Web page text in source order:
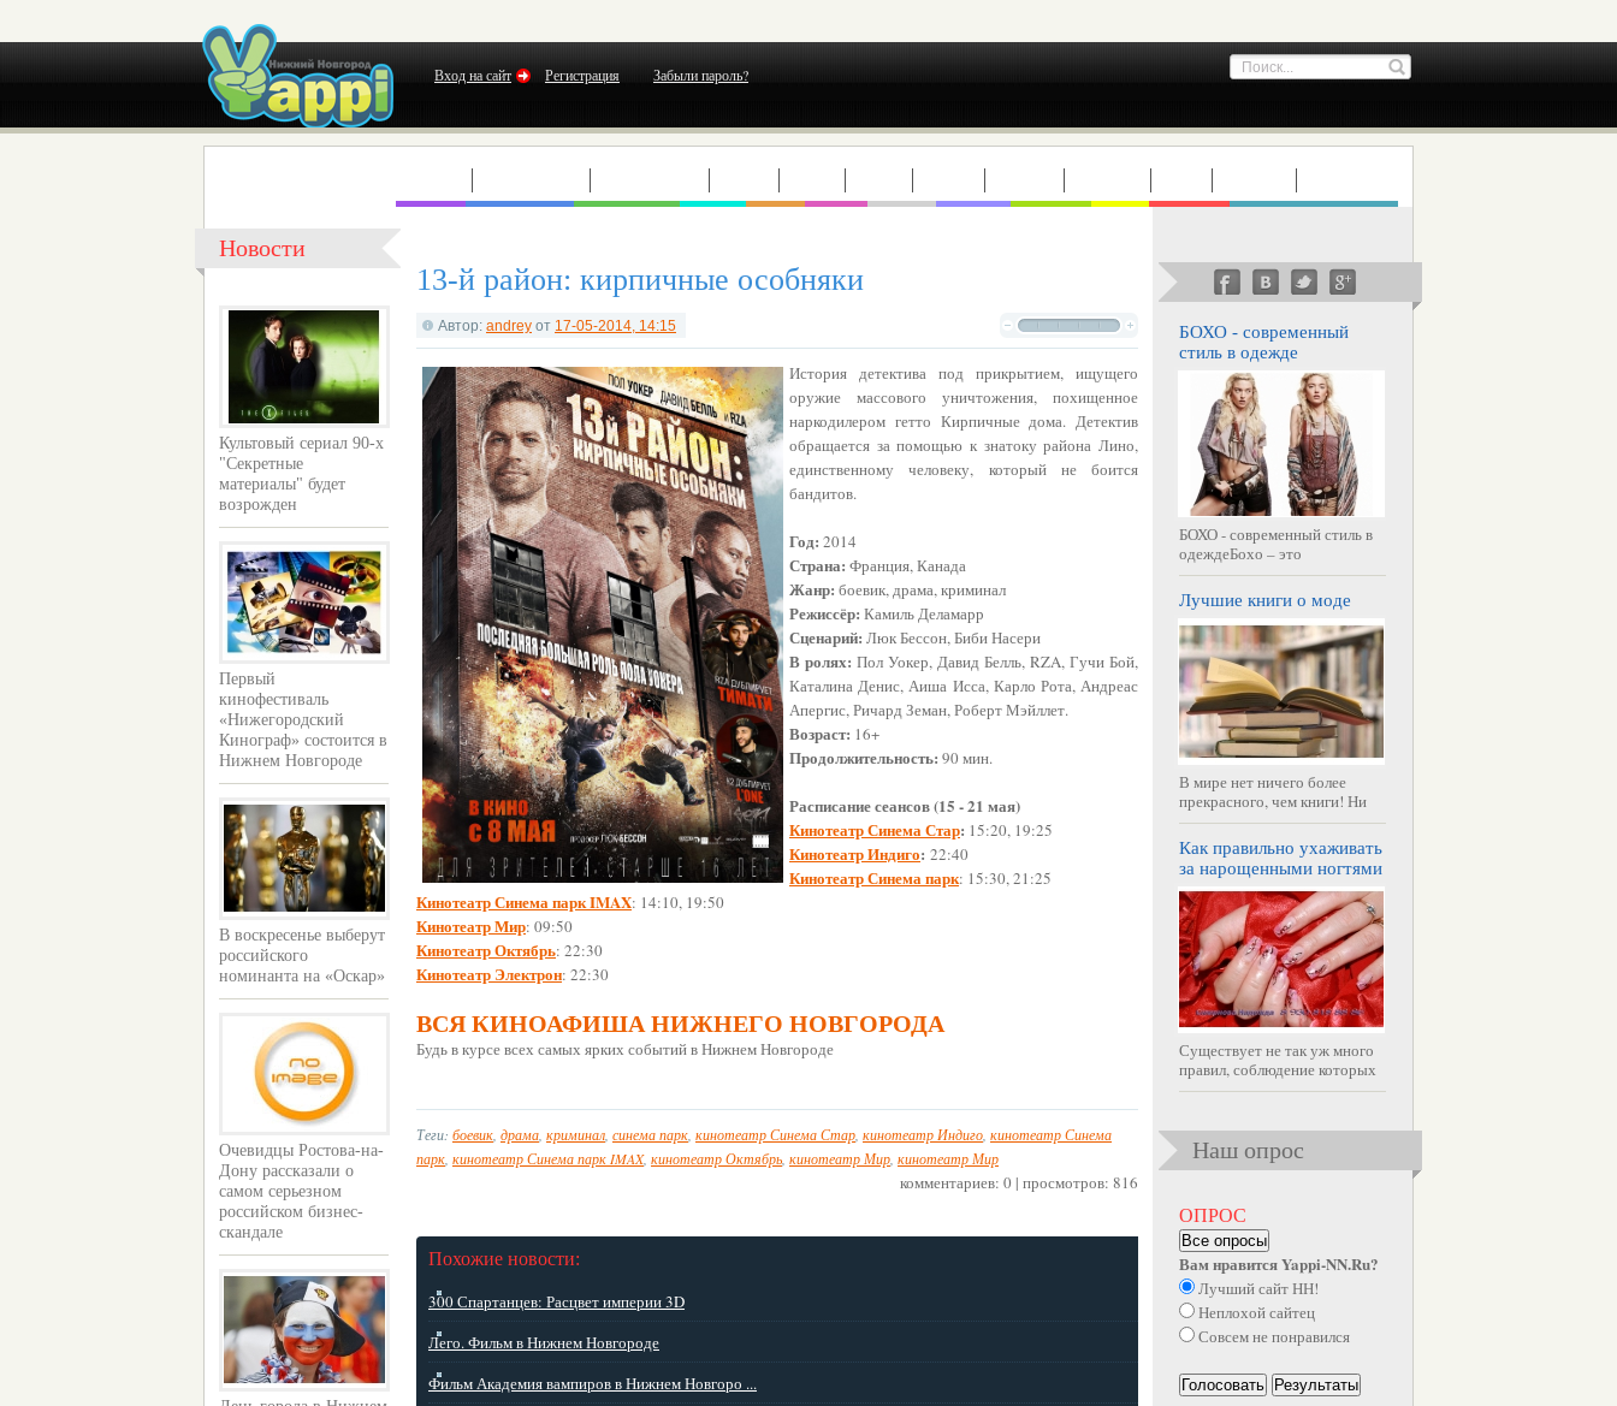
Вход на сайт Регистрация Забыли пароль?
Новости
Культовый сериал 90-х
"Секретные
материалы" будет
возрожден
Первый
кинофестиваль
«Нижегородский
Кинограф» состоится в
Нижнем Новгороде
В воскресенье выберут
российского
номинанта на «Оскар»
Очевидцы Ростова-на-
Дону рассказали о
самом серьезном
российском бизнес-
скандале
13-й район: кирпичные особняки
Автор: andrey от 17-05-2014, 14:15
История детектива под прикрытием, ищущего
оружие массового уничтожения, похищенное
наркодилером гетто Кирпичные дома. Детектив
обращается за помощью к знатоку района Лино,
единственному человеку, который не боится
бандитов.
Год: 2014
Страна: Франция, Канада
Жанр: боевик, драма, криминал
Режиссёр: Камиль Деламарр
Сценарий: Люк Бессон, Биби Насери
В ролях: Пол Уокер, Давид Белль, RZA, Гучи Бой,
Каталина Денис, Аиша Исса, Карло Рота, Андреас
Апергис, Ричард Земан, Роберт Мэйллет.
Возраст: 16+
Продолжительность: 90 мин.
Расписание сеансов (15 - 21 мая)
Кинотеатр Синема Стар: 15:20, 19:25
Кинотеатр Индиго: 22:40
Кинотеатр Синема парк: 15:30, 21:25
Кинотеатр Синема парк IMAX: 14:10, 19:50
Кинотеатр Мир: 09:50
Кинотеатр Октябрь: 22:30
Кинотеатр Электрон: 22:30
ВСЯ КИНОАФИША НИЖНЕГО НОВГОРОДА
Будь в курсе всех самых ярких событий в Нижнем Новгороде
Теги: боевик драма криминал синема парк кинотеатр Синема Стар кинотеатр Индиго кинотеатр Синема
парк кинотеатр Синема парк IMAX, кинотеатр Октябрь кинотеатр Мир кинотеатр Мир
комментариев: 0 | просмотров: 816
Похожие новости:
300 Спартанцев: Расцвет империи 3D
Лего. Фильм в Нижнем Новгороде
Фильм Академия вампиров в Нижнем Новгоро ...
БОХО - современный
стиль в одежде
БОХО - современный стиль в
одеждеБохо – это
Лучшие книги о моде
В мире нет ничего более
прекрасного, чем книги! Ни
Как правильно ухаживать
за нарощенными ногтями
Существует не так уж много
правил, соблюдение которых
Наш опрос
ОПРОС
Все опросы
Вам нравится Yappi-NN.Ru?
Лучший сайт НН!
Неплохой сайтец
Совсем не понравился
Голосовать Результаты